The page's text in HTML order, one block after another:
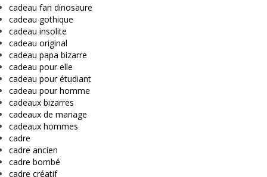
cadeau fan dinosaure
cadeau gothique
cadeau insolite
cadeau original
cadeau papa bizarre
cadeau pour elle
cadeau pour étudiant
cadeau pour homme
cadeaux bizarres
cadeaux de mariage
cadeaux hommes
cadre
cadre ancien
cadre bombé
cadre créatif